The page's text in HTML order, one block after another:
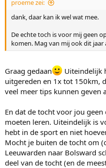
proeme zei:
dank, daar kan ik wel wat mee.
De echte toch is voor mij geen
komen. Mag van mij ook dit jaar
Graag gedaan
Uiteindelijk
uitgereden en 1x tot 150km,
veel meer tips kunnen geven
En dat de tocht voor jou
moeten leren. Uiteindelijk is
hebt in de sport en niet
Mocht je buiten de tocht om
Leeuwarden naar Bolsward
deel van de tocht (en de